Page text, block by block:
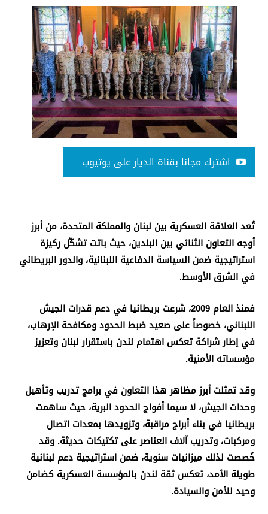
اشترك مجانا بقناة الديار على يوتيوب
تُعد العلاقة العسكرية بين لبنان والمملكة المتحدة، من أبرز
أوجه التعاون الثنائي بين البلدين، حيث باتت تشكّل ركيزة
استراتيجية ضمن السياسة الدفاعية اللبنانية، والدور البريطاني
في الشرق الأوسط.
فمنذ العام 2009، شرعت بريطانيا في دعم قدرات الجيش
اللبناني، خصوصاً على صعيد ضبط الحدود ومكافحة الإرهاب،
في إطار شراكة تعكس اهتمام لندن باستقرار لبنان وتعزيز
مؤسساته الأمنية.
وقد تمثلت أبرز مظاهر هذا التعاون في برامج تدريب وتأهيل
وحدات الجيش، لا سيما أفواج الحدود البرية، حيث ساهمت
بريطانيا في بناء أبراج مراقبة، وتزويدها بمعدات اتصال
ومركبات، وتدريب آلاف العناصر على تكتيكات حديثة. وقد
خُصصت لذلك ميزانيات سنوية، ضمن استراتيجية دعم لبنانية
طويلة الأمد، تعكس ثقة لندن بالمؤسسة العسكرية كضامن
وحيد للأمن والسيادة.